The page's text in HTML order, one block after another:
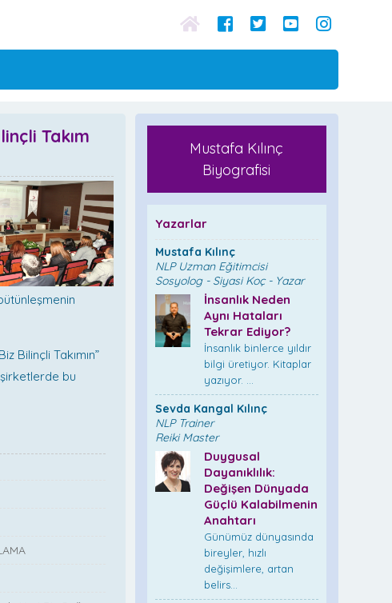
Takım
Bilinçli Takımın”
şirketlerde bu
Mustafa Kılınç
Biyografisi
Yazarlar
Mustafa Kılınç
NLP Uzman Eğitimcisi
Sosyolog - Siyasi Koç - Yazar
İnsanlık Neden
Aynı Hataları
Tekrar Ediyor?
İnsanlık binlerce yıldır
bilgi üretiyor. Kitaplar
yazıyor. ...
Sevda Kangal Kılınç
NLP Trainer
Reiki Master
Duygusal
Dayanıklılık:
Değişen Dünyada
Güçlü Kalabilmenin
Anahtarı
Günümüz dünyasında
bireyler, hızlı
değişimlere, artan
belirs...